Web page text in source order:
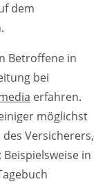
dem
Betroffene in
bei
erfahren.
möglichst
Versicherers,
in